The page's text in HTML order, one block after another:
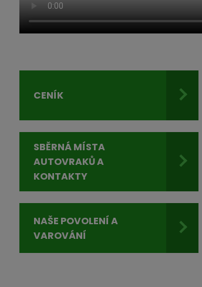
CENÍK
SBĚRNÁ MÍSTA
AUTOVRAKŮ A
KONTAKTY
NAŠE POVOLENÍ A
VAROVÁNÍ